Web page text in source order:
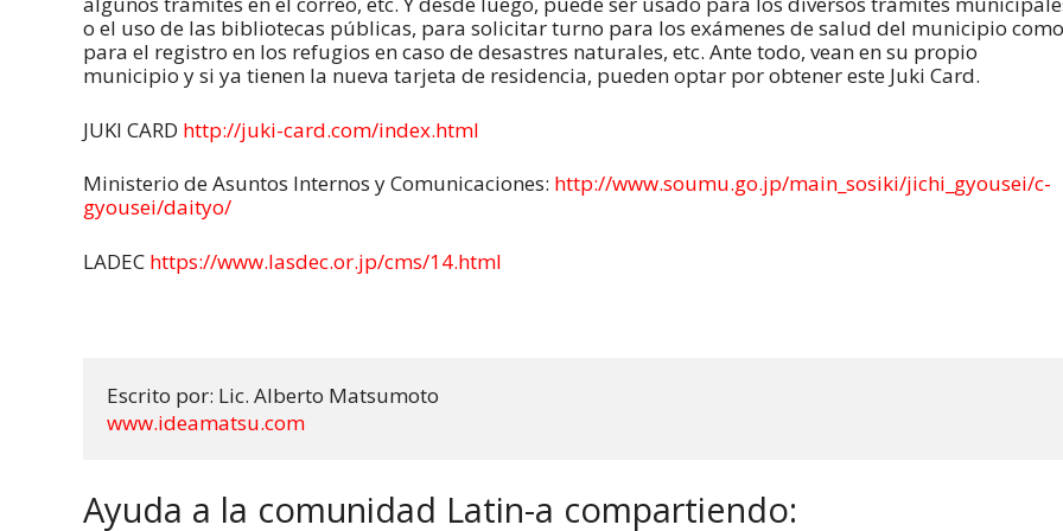
o el uso de las bibliotecas públicas, para solicitar turno para los exámenes de salud del municipio como
para el registro en los refugios en caso de desastres naturales, etc. Ante todo, vean en su propio
municipio y si ya tienen la nueva tarjeta de residencia, pueden optar por obtener este Juki Card.
JUKI CARD http://juki-card.com/index.html
Ministerio de Asuntos Internos y Comunicaciones: http://www.soumu.go.jp/main_sosiki/jichi_gyousei/c-
gyousei/daityo/
LADEC https://www.lasdec.or.jp/cms/14.html
www.ideamatsu.com
Ayuda a la comunidad Latin-a compartiendo: